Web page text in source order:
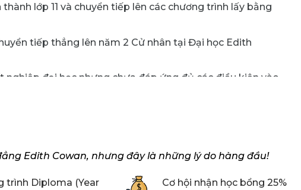
lớp 11 và chuyển tiếp lên các chương trình lấy bằng
tiếp thẳng lên năm 2 Cử nhân tại Đại học Edith
đại học nhưng chưa đáp ứng đủ các điều kiện vào
Edith Cowan, nhưng đây là những lý do hàng đầu!
trình Diploma (Year
Cơ hội nhận học bổng 25%